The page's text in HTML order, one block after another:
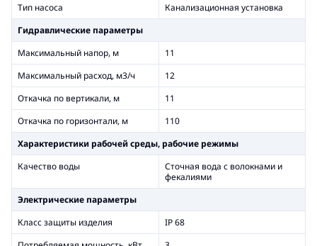
Тип насоса
Канализационная установка
Гидравлические параметры
Максимальный напор, м
11
Максимальный расход, м3/ч
12
Откачка по вертикали, м
11
Откачка по горизонтали, м
110
Xарактеристики рабочей среды, рабочие режимы
Качество воды
Сточная вода с волокнами и
фекалиями
Электрические параметры
Класс защиты изделия
IP 68